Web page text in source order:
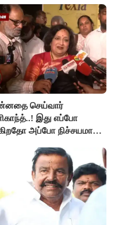
செய்வார்
இது எப்போ
அப்போ நிச்சயமாக